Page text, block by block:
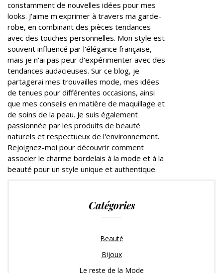
constamment de nouvelles idées pour mes
looks. J'aime m'exprimer à travers ma garde-
robe, en combinant des pièces tendances
avec des touches personnelles. Mon style est
souvent influencé par l'élégance française,
mais je n'ai pas peur d'expérimenter avec des
tendances audacieuses. Sur ce blog, je
partagerai mes trouvailles mode, mes idées
de tenues pour différentes occasions, ainsi
que mes conseils en matière de maquillage et
de soins de la peau. Je suis également
passionnée par les produits de beauté
naturels et respectueux de l'environnement.
Rejoignez-moi pour découvrir comment
associer le charme bordelais à la mode et à la
beauté pour un style unique et authentique.
Catégories
Beauté
Bijoux
Le reste de la Mode